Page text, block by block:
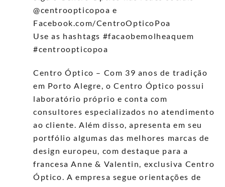
@centroopticopoa e
Facebook.com/CentroOpticoPoa
Use as hashtags #facaobemolheaquem
#centroopticopoa
Centro Óptico – Com 39 anos de tradição
em Porto Alegre, o Centro Óptico possui
laboratório próprio e conta com
consultores especializados no atendimento
ao cliente. Além disso, apresenta em seu
portfólio algumas das melhores marcas de
design europeu, com destaque para a
francesa Anne & Valentin, exclusiva Centro
Óptico. A empresa segue orientações de